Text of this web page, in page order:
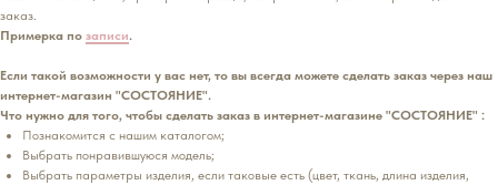
заказ.
Примерка по записи.
Если такой возможности у вас нет, то вы всегда можете сделать заказ через наш
интернет-магазин "СОСТОЯНИЕ".
Что нужно для того, чтобы сделать заказ в интернет-магазине "СОСТОЯНИЕ" :
Познакомится с нашим каталогом;
Выбрать понравившуюся модель;
Выбрать параметры изделия, если таковые есть (цвет, ткань, длина изделия,